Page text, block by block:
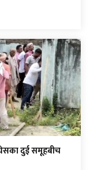
दुई समूहबीच